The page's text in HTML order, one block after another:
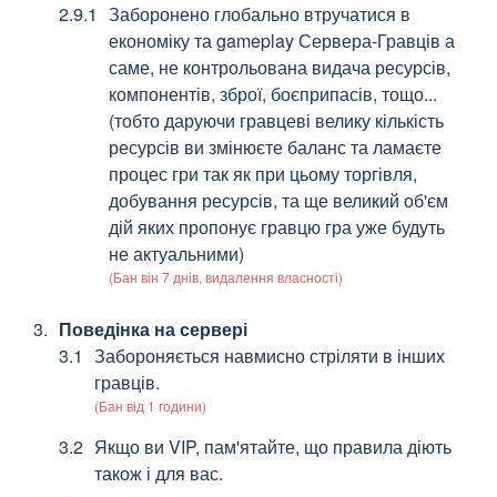
Заборонено глобально втручатися в
економіку та gameplay Сервера-Гравців а
саме, не контрольована видача ресурсів,
компонентів, зброї, боєприпасів, тощо...
(тобто даруючи гравцеві велику кількість
ресурсів ви змінюєте баланс та ламаєте
процес гри так як при цьому торгівля,
добування ресурсів, та ще великий об'єм
дій яких пропонує гравцю гра уже будуть
не актуальними)
(Бан він 7 днів, видалення власності)
Поведінка на сервері
Забороняється навмисно стріляти в інших
гравців.
(Бан від 1 години)
Якщо ви VIP, пам'ятайте, що правила діють
також і для вас.